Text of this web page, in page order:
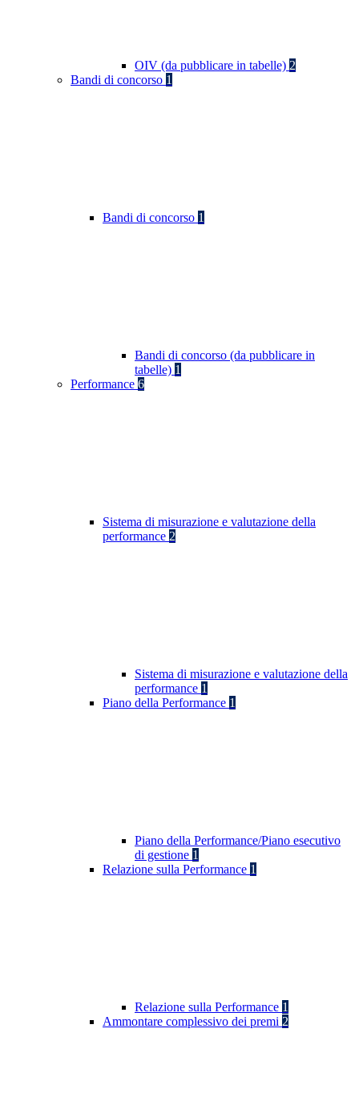
OIV (da pubblicare in tabelle) 2
Bandi di concorso 1
Bandi di concorso 1
Bandi di concorso (da pubblicare in
tabelle) 1
Performance 6
Sistema di misurazione e valutazione della
performance 2
Sistema di misurazione e valutazione della
performance 1
Piano della Performance 1
Piano della Performance/Piano esecutivo
di gestione 1
Relazione sulla Performance 1
Relazione sulla Performance 1
Ammontare complessivo dei premi 2